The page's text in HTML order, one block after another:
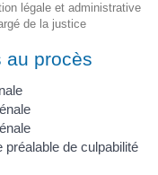
légale et administrative
de la justice
au procès
de culpabilité